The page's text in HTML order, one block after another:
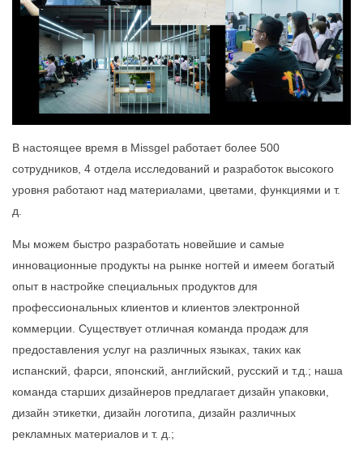
В настоящее время в Missgel работает более 500
сотрудников, 4 отдела исследований и разработок высокого
уровня работают над материалами, цветами, функциями и т.
д.
Мы можем быстро разработать новейшие и самые
инновационные продукты на рынке ногтей и имеем богатый
опыт в настройке специальных продуктов для
профессиональных клиентов и клиентов электронной
коммерции. Существует отличная команда продаж для
предоставления услуг на различных языках, таких как
испанский, фарси, японский, английский, русский и т.д.; наша
команда старших дизайнеров предлагает дизайн упаковки,
дизайн этикетки, дизайн логотипа, дизайн различных
рекламных материалов и т. д.;